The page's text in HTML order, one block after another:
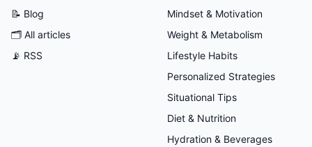
📝 Blog
🗂 All articles
📡 RSS
Mindset & Motivation
Weight & Metabolism
Lifestyle Habits
Personalized Strategies
Situational Tips
Diet & Nutrition
Hydration & Beverages